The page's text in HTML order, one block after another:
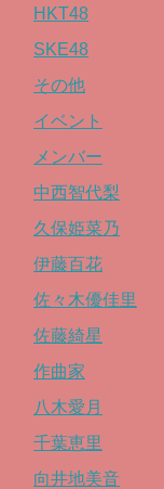
HKT48
SKE48
その他
イベント
メンバー
中西智代梨
久保姫菜乃
伊藤百花
佐々木優佳里
佐藤綺星
作曲家
八木愛月
千葉恵里
向井地美音